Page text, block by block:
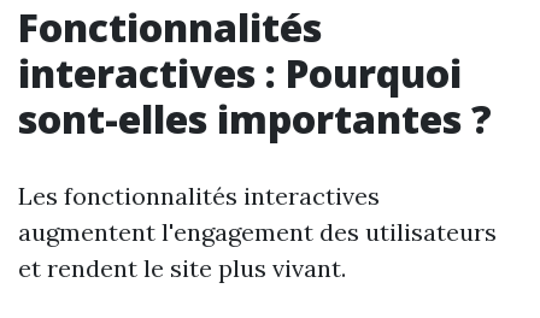
Fonctionnalités
interactives : Pourquoi
sont-elles importantes ?
Les fonctionnalités interactives
augmentent l'engagement des utilisateurs
et rendent le site plus vivant.